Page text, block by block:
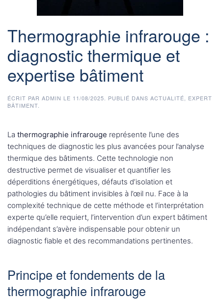
Thermographie infrarouge :
diagnostic thermique et
expertise bâtiment
ÉCRIT PAR ADMIN LE 11/08/2025 . PUBLIÉ DANS ACTUALITÉ
EXPERT
BÂTIMENT
La thermographie infrarouge représente l’une des
techniques de diagnostic les plus avancées pour l’analyse
thermique des bâtiments. Cette technologie non
destructive permet de visualiser et quantifier les
déperditions énergétiques, défauts d’isolation et
pathologies du bâtiment invisibles à l’œil nu. Face à la
complexité technique de cette méthode et l’interprétation
experte qu’elle requiert, l’intervention d’un expert bâtiment
indépendant s’avère indispensable pour obtenir un
diagnostic fiable et des recommandations pertinentes.
Principe et fondements de la
thermographie infrarouge